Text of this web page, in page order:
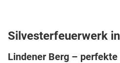
Silvesterfeuerwerk
Lindener Berg –